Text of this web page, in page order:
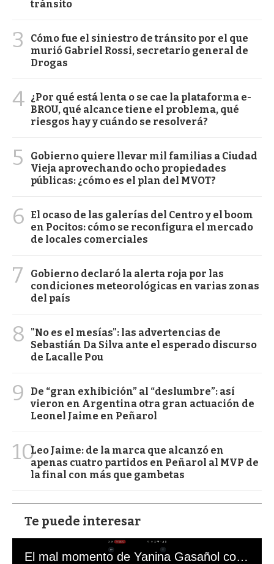
tránsito
3
Cómo fue el siniestro de tránsito por el que
murió Gabriel Rossi, secretario general de
Drogas
4 ¿Por qué está lenta o se cae la plataforma e-
BROU, qué alcance tiene el problema, qué
riesgos hay y cuándo se resolverá?
5
Gobierno quiere llevar mil familias a Ciudad
Vieja aprovechando ocho propiedades
públicas: ¿cómo es el plan del MVOT?
6
El ocaso de las galerías del Centro y el boom
en Pocitos: cómo se reconfigura el mercado
de locales comerciales
7
Gobierno declaró la alerta roja por las
condiciones meteorológicas en varias zonas
del país
8
"No es el mesías": las advertencias de
Sebastián Da Silva ante el esperado discurso
de Lacalle Pou
9
De “gran exhibición” al “deslumbre”: así
vieron en Argentina otra gran actuación de
Leonel Jaime en Peñarol
10Leo Jaime: de la marca que alcanzó en
apenas cuatro partidos en Peñarol al MVP de
la final con más que gambetas
Te puede interesar
El mal momento de Yanina Gasañol con un hincha argentino en "Subrayado"